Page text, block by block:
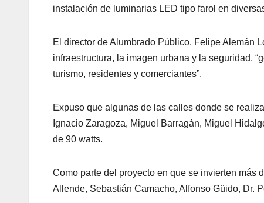
instalación de luminarias LED tipo farol en
El director de Alumbrado Público, Felipe Alemán
infraestructura, la imagen urbana y la seguridad,
turismo, residentes y comerciantes”.
Expuso que algunas de las calles donde se
Ignacio Zaragoza, Miguel Barragán, Miguel
de 90 watts.
Como parte del proyecto en que se invierten más
Allende, Sebastián Camacho, Alfonso Güido, Dr.